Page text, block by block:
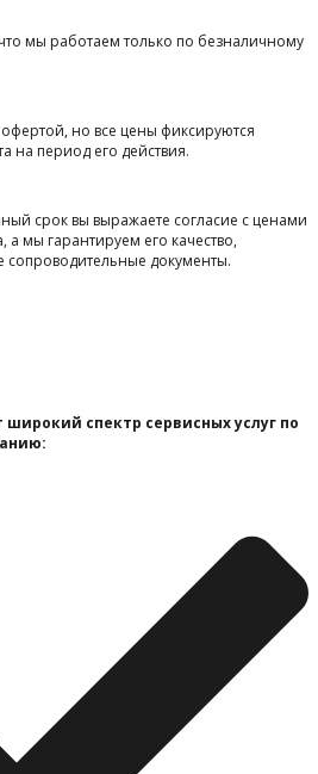
мы работаем только по безналичному
но все цены фиксируются
на период его действия.
срок вы выражаете согласие с ценами
а мы гарантируем его качество,
сопроводительные документы.
широкий спектр сервисных услуг по